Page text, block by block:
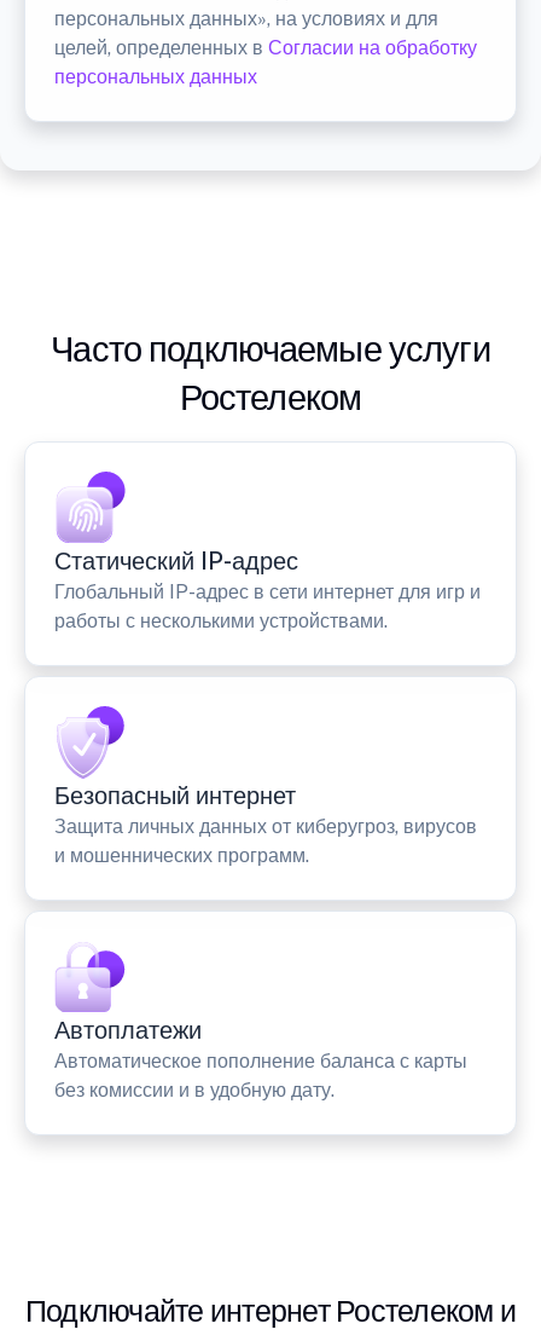
персональных данных», на условиях и для
целей, определенных в Согласии на обработку
персональных данных
Часто подключаемые услуги
Ростелеком
Статический IP-адрес
Глобальный IP-адрес в сети интернет для игр и
работы с несколькими устройствами.
Безопасный интернет
Защита личных данных от киберугроз, вирусов
и мошеннических программ.
Автоплатежи
Автоматическое пополнение баланса с карты
без комиссии и в удобную дату.
Подключайте интернет Ростелеком и